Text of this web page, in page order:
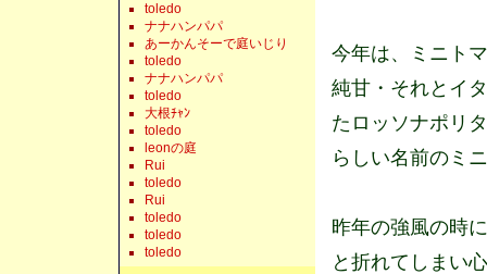
今年は、ミニト
純甘・それとイ
たロッソナポリ
らしい名前のミ
昨年の強風の時
と折れてしまい
toledo
ナナハンパパ
あーかんそーで庭いじり
toledo
ナナハンパパ
toledo
大根ﾁｬﾝ
toledo
leonの庭
Rui
toledo
Rui
toledo
toledo
toledo